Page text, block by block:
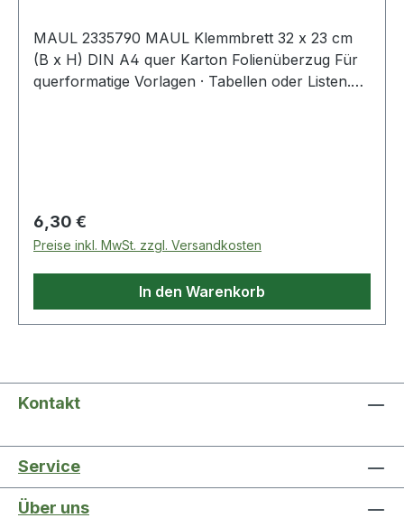
MAUL 2335790 MAUL Klemmbrett 32 x 23 cm
(B x H) DIN A4 quer Karton Folienüberzug Für
querformatige Vorlagen · Tabellen oder Listen.
Regulärer Preis:
6,30 €
Preise inkl. MwSt. zzgl. Versandkosten
In den Warenkorb
Kontakt
Service
Über uns